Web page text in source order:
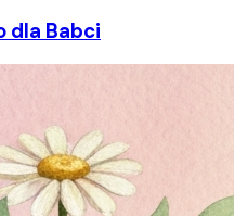
dla Babci